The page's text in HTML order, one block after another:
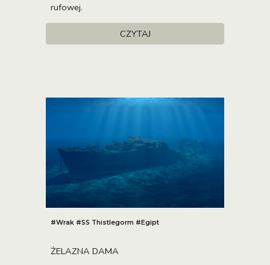
rufowej.
CZYTAJ
#Wrak #SS Thistlegorm #Egipt
ŻELAZNA DAMA